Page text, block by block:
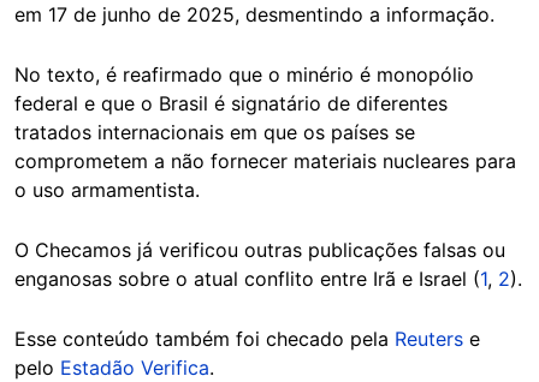
em 17 de junho de 2025, desmentindo a informação.
No texto, é reafirmado que o minério é monopólio
federal e que o Brasil é signatário de diferentes
tratados internacionais em que os países se
comprometem a não fornecer materiais nucleares para
o uso armamentista.
O Checamos já verificou outras publicações falsas ou
enganosas sobre o atual conflito entre Irã e Israel (1, 2).
Esse conteúdo também foi checado pela Reuters e
pelo Estadão Verifica.